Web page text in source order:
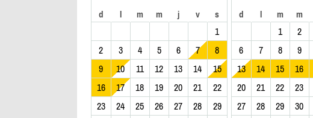
d l m m j v s
1
2
3 4 5 6 7
8
9
10 11 12 13 14
15
16
17 18 19 20 21
22
23
24 25 26 27 28
29
d l m m
1 2
6
7 8 9
13
14 15 16
20
21 22 23
27
28 29 30